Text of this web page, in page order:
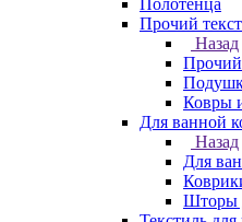
Полотенца
Прочий
Назад
Прочий
Ковры
Для ванной
Назад
Для
Шторы